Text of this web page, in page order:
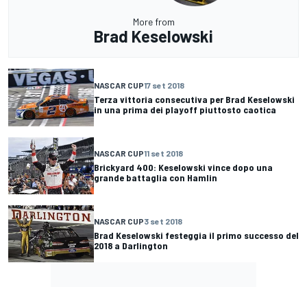
More from
Brad Keselowski
NASCAR CUP17 set 2018
Terza vittoria consecutiva per Brad Keselowski
in una prima dei playoff piuttosto caotica
NASCAR CUP11 set 2018
Brickyard 400: Keselowski vince dopo una
grande battaglia con Hamlin
NASCAR CUP3 set 2018
Brad Keselowski festeggia il primo successo del
2018 a Darlington